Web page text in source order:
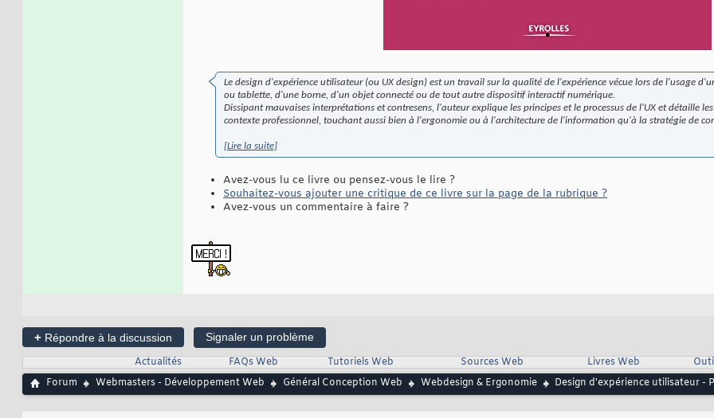
Le design d'expérience utilisateur (ou UX design) est un travail sur la qualité de l'expérience vécue lors de l'usage
ou tablette, d'une borne, d'un objet connecté ou de tout autre dispositif interactif numérique.
Dissipant mauvaises interprétations et contresens, l'auteur explique les principes et le processus de l'UX et détaille
contexte professionnel, touchant aussi bien à l'ergonomie ou à l'architecture de l'information qu'à la stratégie de
[Lire la suite]
Avez-vous lu ce livre ou pensez-vous le lire ?
Souhaitez-vous ajouter une critique de ce livre sur la page de la rubrique ?
Avez-vous un commentaire à faire ?
+ Répondre à la discussion
Signaler un problème
Actualités
FAQs Web Tutoriels Web Sources Web Livres Web
Forum
Webmasters - Développement Web Général Conception Web Webdesign & Ergonomie Design d'expérience utilisateur -